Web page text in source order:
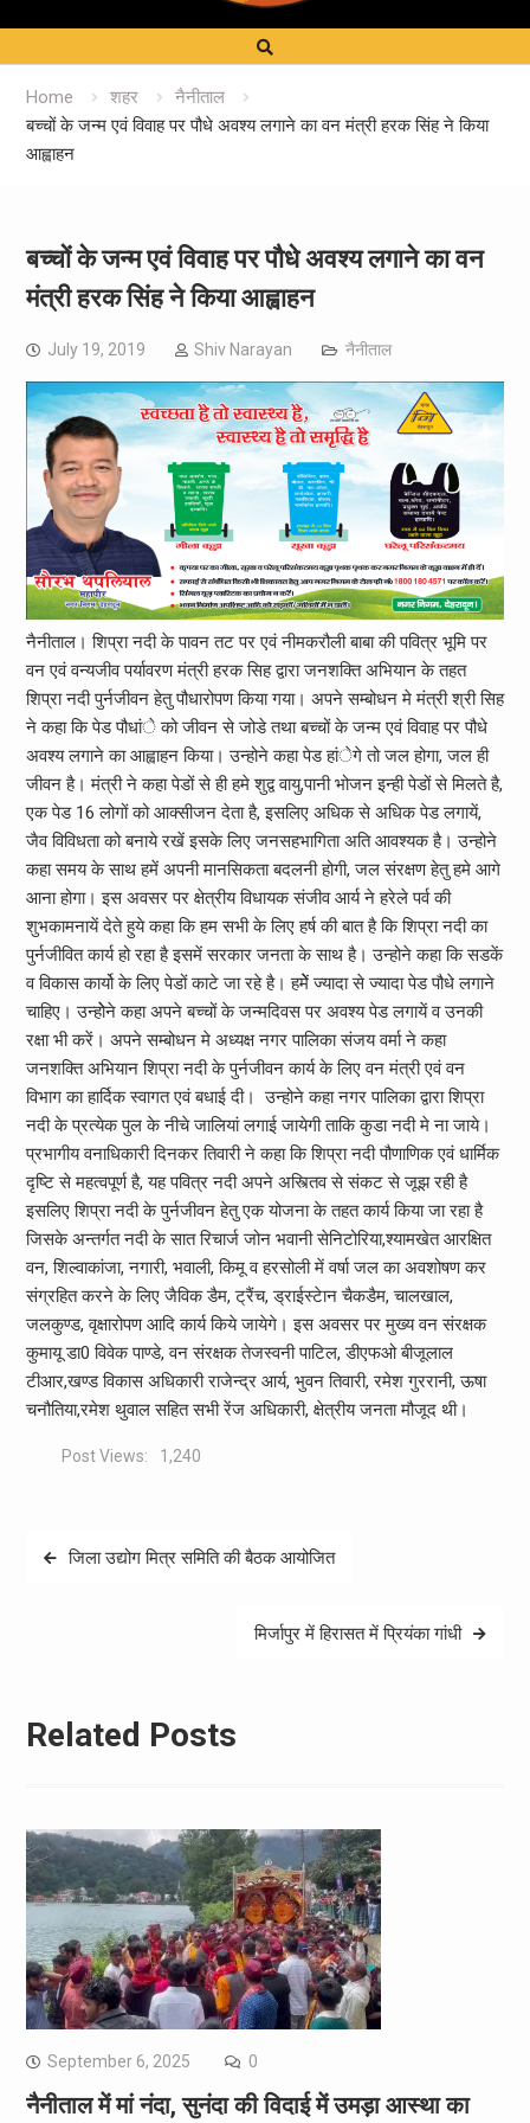
Home शहर
नैनीताल
बच्चों के जन्म एवं विवाह पर पौधे अवश्य लगाने का वन मंत्री हरक सिंह ने किया
आह्वाहन
बच्चों के जन्म एवं विवाह पर पौधे अवश्य लगाने का वन
मंत्री हरक सिंह ने किया आह्वाहन
July 19, 2019 Shiv Narayan नैनीताल
नैनीताल। शिप्रा नदी के पावन तट पर एवं नीमकरौली बाबा की पवित्र भूमि पर
वन एवं वन्यजीव पर्यावरण मंत्री हरक सिह द्वारा जनशक्ति अभियान के तहत
शिप्रा नदी पुर्नजीवन हेतु पौधारोपण किया गया। अपने सम्बोधन मे मंत्री श्री सिह
ने कहा कि पेड पौधांे को जीवन से जोडे तथा बच्चों के जन्म एवं विवाह पर पौधे
अवश्य लगाने का आह्वाहन किया। उन्होने कहा पेड हांेगे तो जल होगा, जल ही
जीवन है। मंत्री ने कहा पेडों से ही हमे शुद्व वायु,पानी भोजन इन्ही पेडों से मिलते है,
एक पेड 16 लोगों को आक्सीजन देता है, इसलिए अधिक से अधिक पेड लगायें,
जैव विविधता को बनाये रखें इसके लिए जनसहभागिता अति आवश्यक है। उन्होने
कहा समय के साथ हमें अपनी मानसिकता बदलनी होगी, जल संरक्षण हेतु हमे आगे
आना होगा। इस अवसर पर क्षेत्रीय विधायक संजीव आर्य ने हरेले पर्व की
शुभकामनायें देते हुये कहा कि हम सभी के लिए हर्ष की बात है कि शिप्रा नदी का
पुर्नजीवित कार्य हो रहा है इसमें सरकार जनता के साथ है। उन्होने कहा कि सडकें
व विकास कार्यो के लिए पेडों काटे जा रहे है। हमेेें ज्यादा से ज्यादा पेड पौधे लगाने
चाहिए। उन्होेने कहा अपने बच्चों के जन्मदिवस पर अवश्य पेड लगायें व उनकी
रक्षा भी करें। अपने सम्बोधन मे अध्यक्ष नगर पालिका संजय वर्मा ने कहा
जनशक्ति अभियान शिप्रा नदी के पुर्नजीवन कार्य के लिए वन मंत्री एवं वन
विभाग का हार्दिक स्वागत एवं बधाई दी। उन्होने कहा नगर पालिका द्वारा शिप्रा
नदी के प्रत्येक पुल के नीचे जालियां लगाई जायेगी ताकि कुडा नदी मे ना जाये।
प्रभागीय वनाधिकारी दिनकर तिवारी ने कहा कि शिप्रा नदी पौणाणिक एवं धार्मिक
दृष्टि से महत्वपूर्ण है, यह पवित्र नदी अपने अस्त्तिव से संकट से जूझ रही है
इसलिए शिप्रा नदी के पुर्नजीवन हेतु एक योजना के तहत कार्य किया जा रहा है
जिसके अन्तर्गत नदी के सात रिचार्ज जोन भवानी सेनिटोरिया,श्यामखेत आरक्षित
वन, शिल्वाकांजा, नगारी, भवाली, किमू व हरसोली में वर्षा जल का अवशोषण कर
संग्रहित करने के लिए जैविक डैम, ट्रैंच, ड्राईस्टेान चैकडैम, चालखाल,
जलकुण्ड, वृक्षारोपण आदि कार्य किये जायेगे। इस अवसर पर मुख्य वन संरक्षक
कुमायू डा0 विवेक पाण्डे, वन संरक्षक तेजस्वनी पाटिल, डीएफओ बीजूलाल
टीआर,खण्ड विकास अधिकारी राजेन्द्र आर्य, भुवन तिवारी, रमेश गुररानी, ऊषा
चनौतिया,रमेश थुवाल सहित सभी रेंज अधिकारी, क्षेत्रीय जनता मौजूद थी।
Post Views: 1,240
Postजिला उद्योग मित्र समिति की बैठक आयोजित
मिर्जापुर में हिरासत में प्रियंका गांधी
Related Posts
September 6, 2025 0
नैनीताल में मां नंदा, सुनंदा की विदाई में उमड़ा आस्था का